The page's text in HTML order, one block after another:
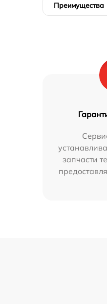
Преимущества
запчасти